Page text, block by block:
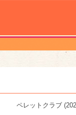
ペレットクラブ (